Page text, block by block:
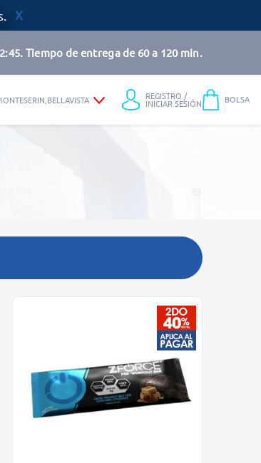
Tiempo de entrega de 60 a 120 min.
REGISTRO /
INICIAR SESIÓN BOLSA